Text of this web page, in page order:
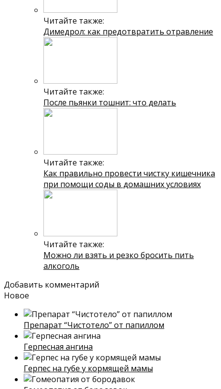
Читайте также:
Димедрол: как предотвратить отравление
Читайте также:
После пьянки тошнит: что делать
Читайте также:
Как правильно провести чистку кишечника
при помощи соды в домашних условиях
Читайте также:
Можно ли взять и резко бросить пить
алкоголь
Добавить комментарий
Новое
Препарат “Чистотело” от папиллом
Герпесная ангина
Герпес на губе у кормящей мамы